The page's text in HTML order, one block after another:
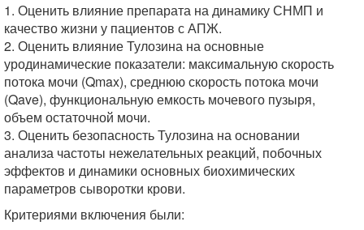
1. Оценить влияние препарата на динамику СНМП и
качество жизни у пациентов с АПЖ.
2. Оценить влияние Тулозина на основные
уродинамические показатели: максимальную скорость
потока мочи (Qmax), среднюю скорость потока мочи
(Qave), функциональную емкость мочевого пузыря,
объем остаточной мочи.
3. Оценить безопасность Тулозина на основании
анализа частоты нежелательных реакций, побочных
эффектов и динамики основных биохимических
параметров сыворотки крови.
Критериями включения были: